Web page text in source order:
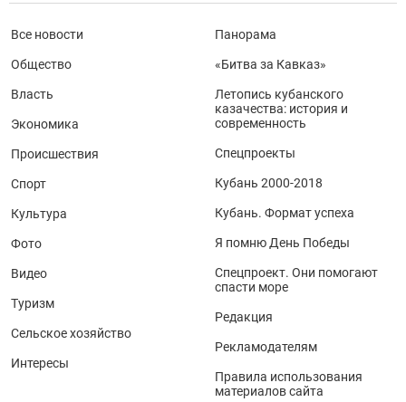
Все новости
Общество
Власть
Экономика
Происшествия
Спорт
Культура
Фото
Видео
Туризм
Сельское хозяйство
Интересы
Панорама
«Битва за Кавказ»
Летопись кубанского
казачества: история и
современность
Спецпроекты
Кубань 2000-2018
Кубань. Формат успеха
Я помню День Победы
Спецпроект. Они помогают
спасти море
Редакция
Рекламодателям
Правила использования
материалов сайта